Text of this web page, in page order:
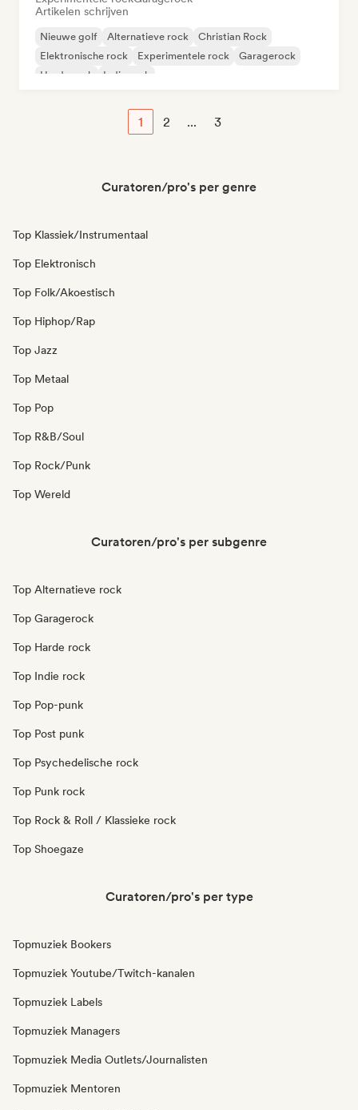
Artikelen schrijven
Nieuwe golf Alternatieve rock
Christian Rock
Elektronische rock
Experimentele rock
Garagerock
Harde rock
Indie rock
1 2 ... 3
Curatoren/pro's per genre
Top Klassiek/Instrumentaal
Top Elektronisch
Top Folk/Akoestisch
Top Hiphop/Rap
Top Jazz
Top Metaal
Top Pop
Top R&B/Soul
Top Rock/Punk
Top Wereld
Curatoren/pro's per subgenre
Top Alternatieve rock
Top Garagerock
Top Harde rock
Top Indie rock
Top Pop-punk
Top Post punk
Top Psychedelische rock
Top Punk rock
Top Rock & Roll / Klassieke rock
Top Shoegaze
Curatoren/pro's per type
Topmuziek Bookers
Topmuziek Youtube/Twitch-kanalen
Topmuziek Labels
Topmuziek Managers
Topmuziek Media Outlets/Journalisten
Topmuziek Mentoren